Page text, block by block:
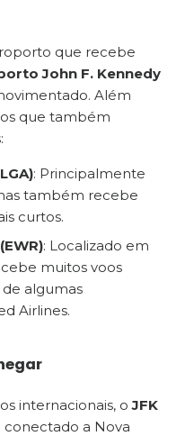
que recebe
John F. Kennedy
Além
que também
: Principalmente
também recebe
curtos.
: Localizado em
muitos voos
algumas
Airlines.
internacionais, oJFK
a Nova